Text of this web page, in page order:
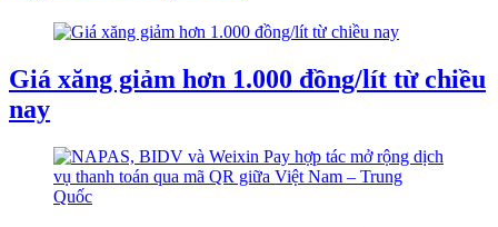
Giá xăng giảm hơn 1.000 đồng/lít từ chiều
nay